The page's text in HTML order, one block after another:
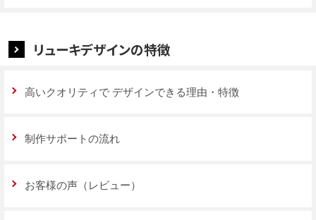
リューキデザインの特徴
高いクオリティで デザインできる理由・特徴
制作サポートの流れ
お客様の声（レビュー）